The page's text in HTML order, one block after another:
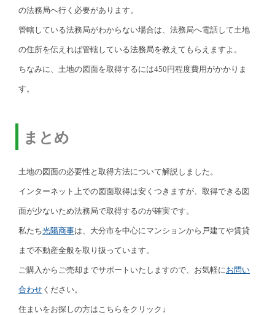
の法務局へ行く必要があります。
管轄している法務局がわからない場合は、法務局へ電話して土地
の住所を伝えれば管轄している法務局を教えてもらえますよ。
ちなみに、土地の図面を取得するには450円程度費用がかかりま
す。
まとめ
土地の図面の必要性と取得方法について解説しました。
インターネット上での図面取得は安くつきますが、取得できる図
面が少ないため法務局で取得するのが確実です。
私たち光陽商事は、大分市を中心にマンションから戸建てや賃貸
まで不動産全般を取り扱っています。
ご購入からご売却までサポートいたしますので、お気軽にお問い
合わせ ください。
住まいをお探しの方はこちらをクリック↓